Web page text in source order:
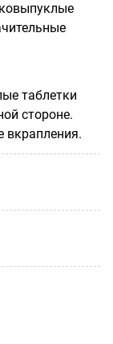
таблетки
стороне.
вкрапления.